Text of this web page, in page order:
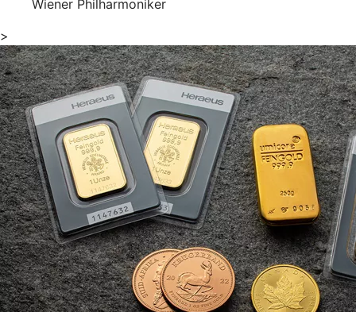
Wiener Philharmoniker
>